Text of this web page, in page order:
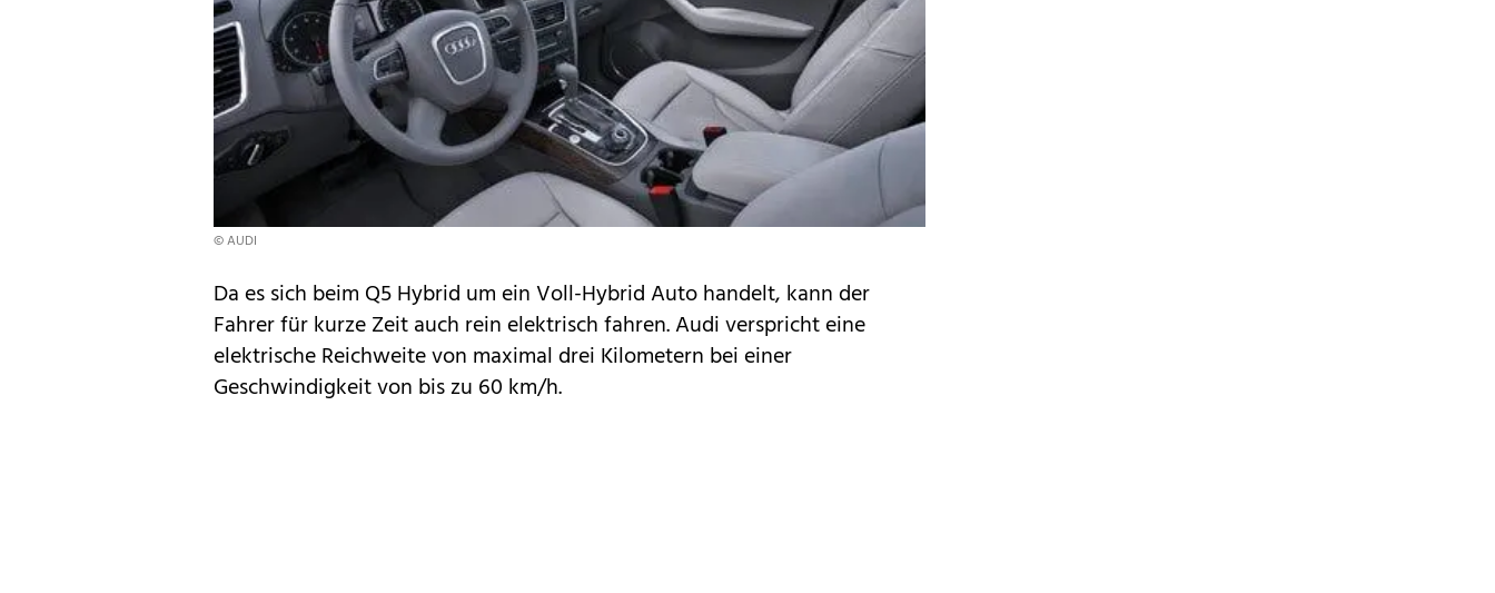
© AUDI
Da es sich beim Q5 Hybrid um ein Voll-Hybrid Auto handelt, kann der
Fahrer für kurze Zeit auch rein elektrisch fahren. Audi verspricht eine
elektrische Reichweite von maximal drei Kilometern bei einer
Geschwindigkeit von bis zu 60 km/h.